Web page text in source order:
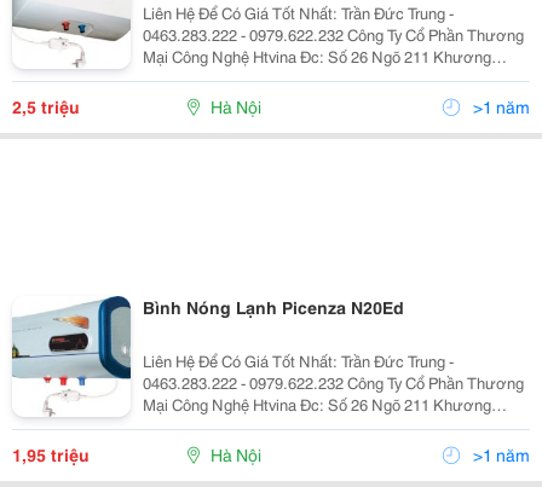
Liên Hệ Để Có Giá Tốt Nhất: Trần Đức Trung -
0463.283.222 - 0979.622.232 Công Ty Cổ Phần Thương
Mại Công Nghệ Htvina Đc: Số 26 Ngõ 211 Khương
Trung &Ndash; Thanh Xuân &Ndash; Hà Nội Yahoo
:Htvinakd3 Http ://Www.sieuthiht.com Trụ Sở Chính:
2,5 triệu Hà Nội >1 năm
Bình Nóng Lạnh Picenza N20Ed
Liên Hệ Để Có Giá Tốt Nhất: Trần Đức Trung -
0463.283.222 - 0979.622.232 Công Ty Cổ Phần Thương
Mại Công Nghệ Htvina Đc: Số 26 Ngõ 211 Khương
Trung &Ndash; Thanh Xuân &Ndash; Hà Nội Yahoo
:Htvinakd3 Http ://Www.sieuthiht.com Trụ Sở Chính:
1,95 triệu Hà Nội >1 năm